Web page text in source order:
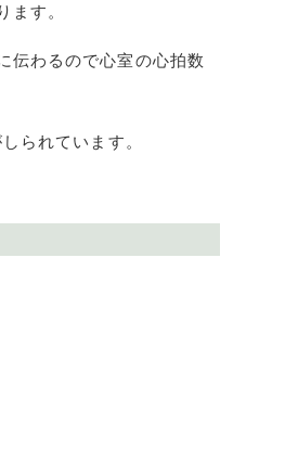
ます。
伝わるので心室の心拍数
られています。